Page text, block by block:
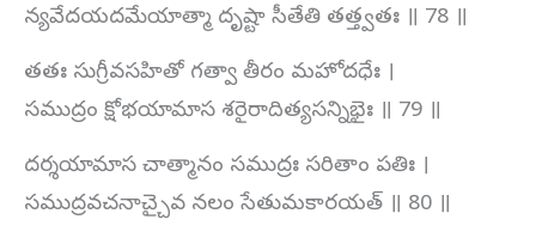
న్యవేదయదమేయాత్మా దృష్టా సీతేతి తత్త్వతః ॥ 78 ॥
తతః సుగ్రీవసహితో గత్వా తీరం మహోదధేః ।
సముద్రం క్షోభయామాస శరైరాదిత్యసన్నిభైః ॥ 79 ॥
దర్శయామాస చాత్మానం సముద్రః సరితాం పతిః ।
సముద్రవచనాచ్చైవ నలం సేతుమకారయత్ ॥ 80 ॥